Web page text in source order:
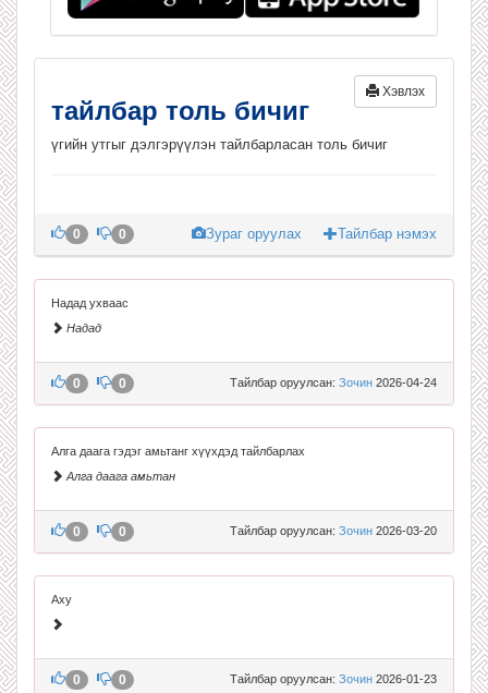
Хэвлэх
тайлбар толь бичиг
үгийн утгыг дэлгэрүүлэн тайлбарласан толь бичиг
Зураг оруулах Тайлбар нэмэх
0 0
Надад ухваас
Надад
Тайлбар оруулсан: Зочин 2026-04-24
0 0
Алга даага гэдэг амьтанг хүүхдэд тайлбарлах
Алга даага амьтан
Тайлбар оруулсан: Зочин 2026-03-20
0 0
Аху
Тайлбар оруулсан: Зочин 2026-01-23
0 0